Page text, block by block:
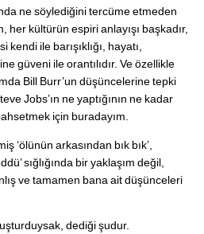
ne söylediğini tercüme etmeden
kültürün espiri anlayışı başkadır,
kendi ile barışıklığı, hayatı,
güveni ile orantılıdır. Ve özellikle
Bill Burr’un düşüncelerine tepki
Jobs’ın ne yaptığının ne kadar
için buradayım.
‘ölünün arkasından bık bık’,
sığlığında bir yaklaşım değil,
ve tamamen bana ait düşünceleri
dediği şudur.